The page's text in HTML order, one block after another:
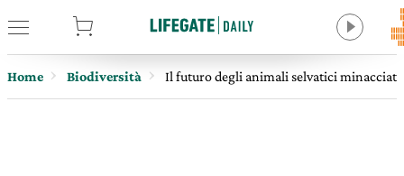
Home Biodiversità Il futuro degli animali selvatici minacciati